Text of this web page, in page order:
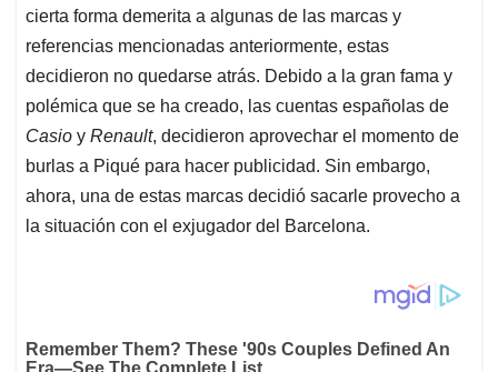
cierta forma demerita a algunas de las marcas y
referencias mencionadas anteriormente, estas
decidieron no quedarse atrás. Debido a la gran fama y
polémica que se ha creado, las cuentas españolas de
Casio y Renault, decidieron aprovechar el momento de
burlas a Piqué para hacer publicidad. Sin embargo,
ahora, una de estas marcas decidió sacarle provecho a
la situación con el exjugador del Barcelona.